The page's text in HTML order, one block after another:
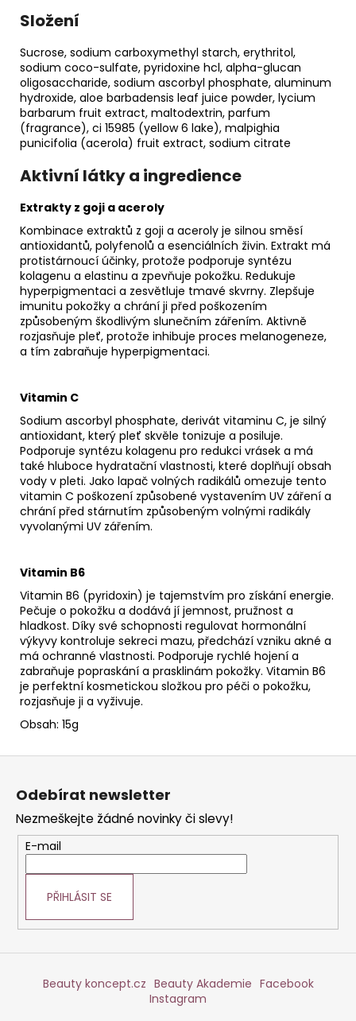
Složení
Sucrose, sodium carboxymethyl starch, erythritol,
sodium coco-sulfate, pyridoxine hcl, alpha-glucan
oligosaccharide, sodium ascorbyl phosphate, aluminum
hydroxide, aloe barbadensis leaf juice powder, lycium
barbarum fruit extract, maltodextrin, parfum
(fragrance), ci 15985 (yellow 6 lake), malpighia
punicifolia (acerola) fruit extract, sodium citrate
Aktivní látky a ingredience
Extrakty z goji a aceroly
Kombinace extraktů z goji a aceroly je silnou směsí
antioxidantů, polyfenolů a esenciálních živin. Extrakt má
protistárnoucí účinky, protože podporuje syntézu
kolagenu a elastinu a zpevňuje pokožku. Redukuje
hyperpigmentaci a zesvětluje tmavé skvrny. Zlepšuje
imunitu pokožky a chrání ji před poškozením
způsobeným škodlivým slunečním zářením. Aktivně
rozjasňuje pleť, protože inhibuje proces melanogeneze,
a tím zabraňuje hyperpigmentaci.
Vitamin C
Sodium ascorbyl phosphate, derivát vitaminu C, je silný
antioxidant, který pleť skvěle tonizuje a posiluje.
Podporuje syntézu kolagenu pro redukci vrásek a má
také hluboce hydratační vlastnosti, které doplňují obsah
vody v pleti. Jako lapač volných radikálů omezuje tento
vitamin C poškození způsobené vystavením UV záření a
chrání před stárnutím způsobeným volnými radikály
vyvolanými UV zářením.
Vitamin B6
Vitamin B6 (pyridoxin) je tajemstvím pro získání energie.
Pečuje o pokožku a dodává jí jemnost, pružnost a
hladkost. Díky své schopnosti regulovat hormonální
výkyvy kontroluje sekreci mazu, předchází vzniku akné a
má ochranné vlastnosti. Podporuje rychlé hojení a
zabraňuje popraskání a prasklinám pokožky. Vitamin B6
je perfektní kosmetickou složkou pro péči o pokožku,
rozjasňuje ji a vyživuje.
Obsah: 15g
Z
Odebírat newsletter
Nezmeškejte žádné novinky či slevy!
E-mail
PŘIHLÁSIT SE
Beauty koncept.cz Beauty Akademie Facebook
Instagram